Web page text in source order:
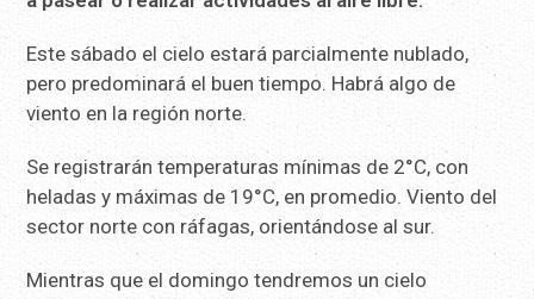
Este sábado el cielo estará parcialmente nublado,
pero predominará el buen tiempo. Habrá algo de
viento en la región norte.
Se registrarán temperaturas mínimas de 2°C, con
heladas y máximas de 19°C, en promedio. Viento del
sector norte con ráfagas, orientándose al sur.
Mientras que el domingo tendremos un cielo